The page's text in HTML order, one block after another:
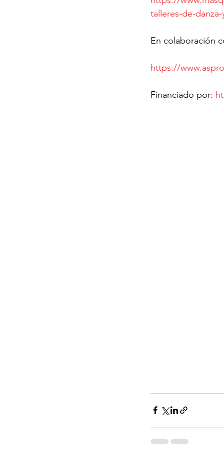
talleres-de-
En colaboración
https://
Financiado por: